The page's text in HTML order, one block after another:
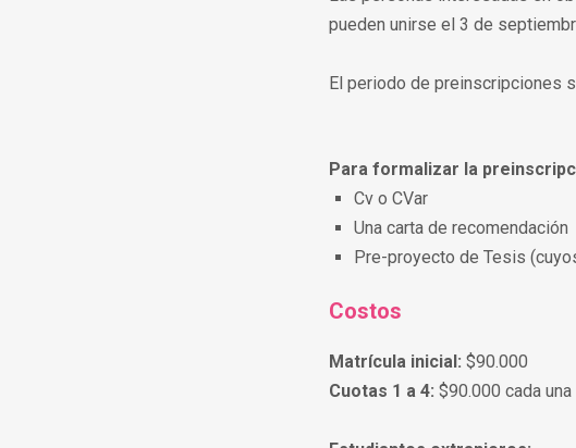
pueden unirse el 3 de
El periodo de preinscripciones
Para formalizar la
Cv o CVar
Una carta de recomendación
Pre-proyecto de Tesis
Costos
Matrícula inicial: $90.000
Cuotas 1 a 4: $90.000 cada una